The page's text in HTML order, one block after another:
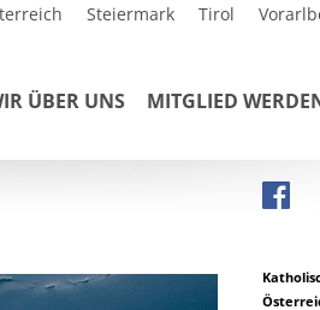
Steiermark Tirol
ÜBER UNS MITGLIED